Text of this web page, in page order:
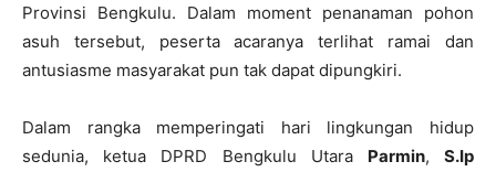
Provinsi Bengkulu. Dalam moment penanaman pohon
asuh tersebut, peserta acaranya terlihat ramai dan
antusiasme masyarakat pun tak dapat dipungkiri.
Dalam rangka memperingati hari lingkungan hidup
sedunia, ketua DPRD Bengkulu Utara Parmin,S.Ip